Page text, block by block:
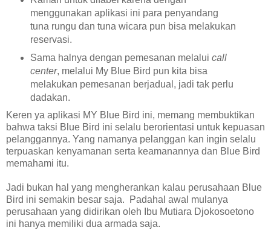
menggunakan aplikasi ini para penyandang
tuna rungu dan tuna wicara pun bisa melakukan
reservasi.
Sama halnya dengan pemesanan melalui call
center, melalui My Blue Bird pun kita bisa
melakukan pemesanan berjadual, jadi tak perlu
dadakan.
Keren ya aplikasi MY Blue Bird ini, memang membuktikan
bahwa taksi Blue Bird ini selalu berorientasi untuk kepuasan
pelanggannya. Yang namanya pelanggan kan ingin selalu
terpuaskan kenyamanan serta keamanannya dan Blue Bird
memahami itu.
Jadi bukan hal yang mengherankan kalau perusahaan Blue
Bird ini semakin besar saja. Padahal awal mulanya
perusahaan yang didirikan oleh Ibu Mutiara Djokosoetono
ini hanya memiliki dua armada saja.